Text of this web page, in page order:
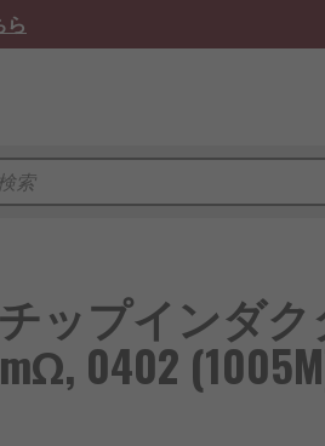
ら
ップインダク
0402